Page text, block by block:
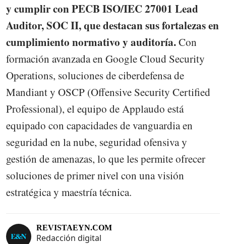
y cumplir con PECB ISO/IEC 27001 Lead
Auditor, SOC II, que destacan sus fortalezas en
cumplimiento normativo y auditoría.Con
formación avanzada en Google Cloud Security
Operations, soluciones de ciberdefensa de
Mandiant y OSCP (Offensive Security Certified
Professional), el equipo de Applaudo está
equipado con capacidades de vanguardia en
seguridad en la nube, seguridad ofensiva y
gestión de amenazas, lo que les permite ofrecer
soluciones de primer nivel con una visión
estratégica y maestría técnica.
REVISTAEYN.COM
Redacción digital